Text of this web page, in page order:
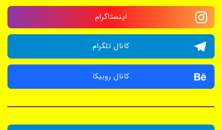
اینستاگرام
کانال تلگرام
کانال روبیکا